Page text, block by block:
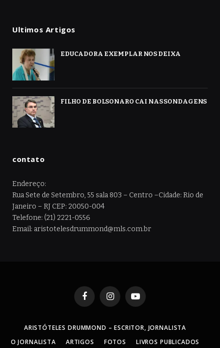
Ultimos Artigos
EDUCADORA EXEMPLAR NOS DEIXA
FILHO DE BOLSONARO CAI NAS SONDAGENS
contato
Endereço:
Rua Sete de Setembro, 55 sala 803 – Centro –Cidade: Rio de
Janeiro – RJ CEP: 20050-004
Telefone: (21) 2221-0556
Email: aristotelesdrummond@mls.com.br
FacebookInstagramYouTube
ARISTÓTELES DRUMMOND – ESCRITOR, JORNALISTA
O JORNALISTA
ARTIGOS FOTOS LIVROS PUBLICADOS